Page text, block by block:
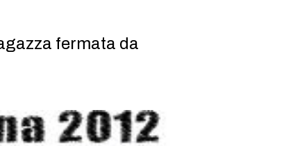
fermata da